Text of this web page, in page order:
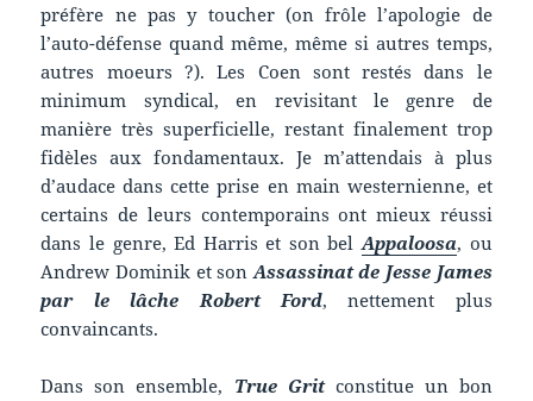
préfère ne pas y toucher (on frôle l’apologie de
l’auto-défense quand même, même si autres temps,
autres moeurs ?). Les Coen sont restés dans le
minimum syndical, en revisitant le genre de
manière très superficielle, restant finalement trop
fidèles aux fondamentaux. Je m’attendais à plus
d’audace dans cette prise en main westernienne, et
certains de leurs contemporains ont mieux réussi
dans le genre, Ed Harris et son belAppaloosa, ou
Andrew Dominik et sonAssassinat de Jesse James
par le lâche Robert Ford, nettement plus
convaincants.
Dans son ensemble, True Gritconstitue un bon